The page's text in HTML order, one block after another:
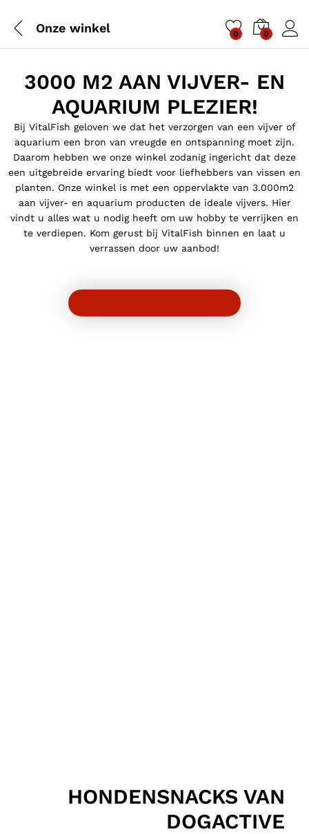
Onze winkel 0 0
3000 M2 AAN VIJVER- EN
AQUARIUM PLEZIER!
Bij VitalFish geloven we dat het verzorgen van een vijver of
aquarium een bron van vreugde en ontspanning moet zijn.
Daarom hebben we onze winkel zodanig ingericht dat deze
een uitgebreide ervaring biedt voor liefhebbers van vissen en
planten. Onze winkel is met een oppervlakte van 3.000m2
aan vijver- en aquarium producten de ideale vijvers. Hier
vindt u alles wat u nodig heeft om uw hobby te verrijken en
te verdiepen. Kom gerust bij VitalFish binnen en laat u
verrassen door uw aanbod!
HONDENSNACKS VAN
DOGACTIVE